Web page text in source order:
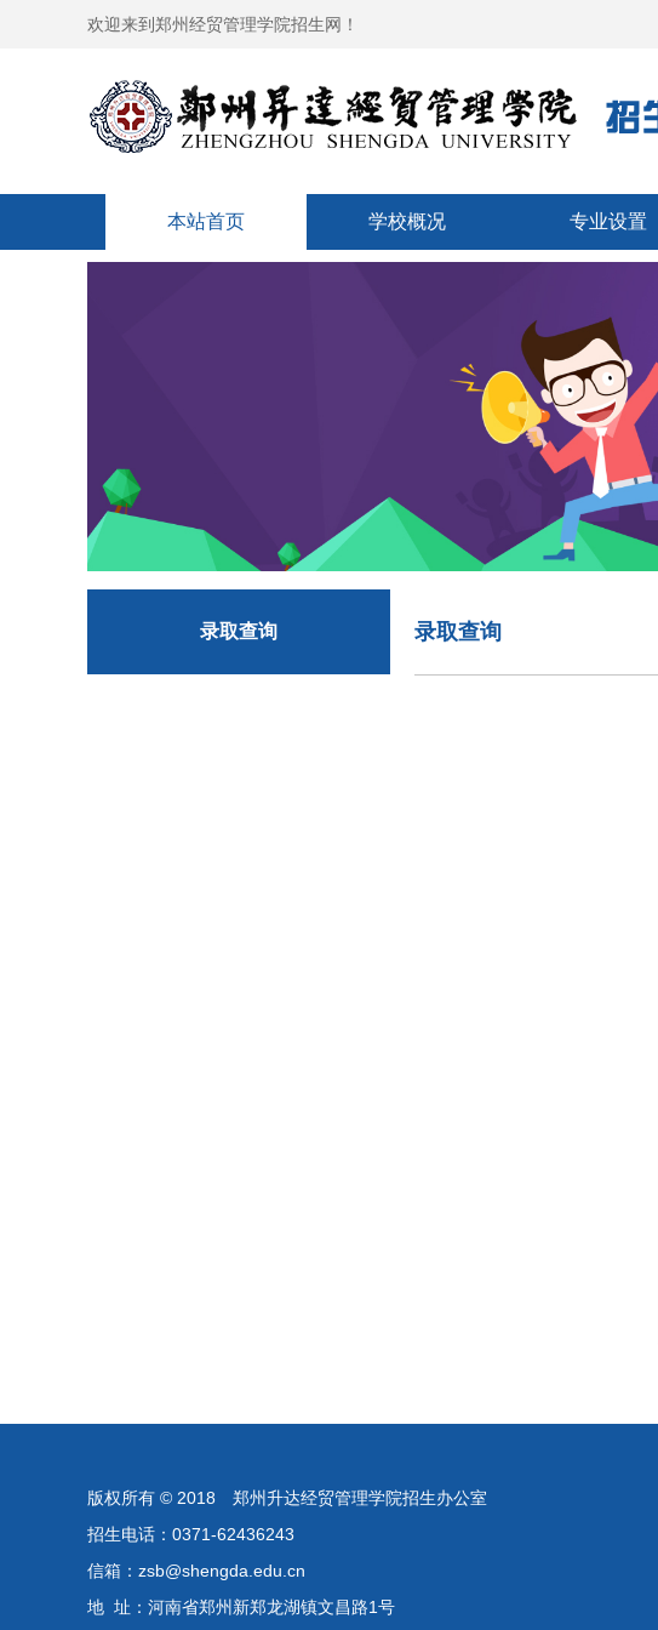
欢迎来到郑州经贸管理学院招生网！
本站首页 学校概况 专业设置
录取查询 录取查询
版权所有 © 2018 郑州升达经贸管理学院招生办公室
招生电话：0371-62436243
信箱：zsb@shengda.edu.cn
地 址：河南省郑州新郑龙湖镇文昌路1号